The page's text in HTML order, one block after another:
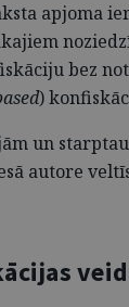
apjoma
bez
)
un
autore